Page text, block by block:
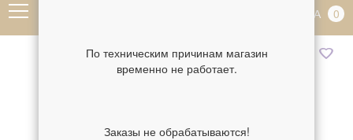
КОРЗИНА 0
По техническим причинам магазин
временно не работает.
Заказы не обрабатываются!